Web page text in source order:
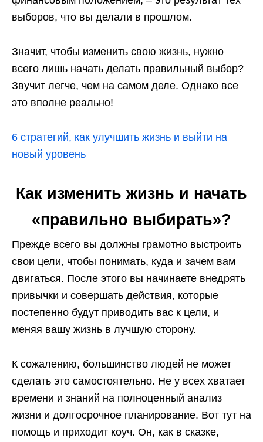
выборов, что вы делали в прошлом.
Значит, чтобы изменить свою жизнь, нужно
всего лишь начать делать правильный выбор?
Звучит легче, чем на самом деле. Однако все
это вполне реально!
6 стратегий, как улучшить жизнь и выйти на
новый уровень
Как изменить жизнь и начать
«правильно выбирать»?
Прежде всего вы должны грамотно выстроить
свои цели, чтобы понимать, куда и зачем вам
двигаться. После этого вы начинаете внедрять
привычки и совершать действия, которые
постепенно будут приводить вас к цели, и
меняя вашу жизнь в лучшую сторону.
К сожалению, большинство людей не может
сделать это самостоятельно. Не у всех хватает
времени и знаний на полноценный анализ
жизни и долгосрочное планирование. Вот тут на
помощь и приходит коуч. Он, как в сказке,